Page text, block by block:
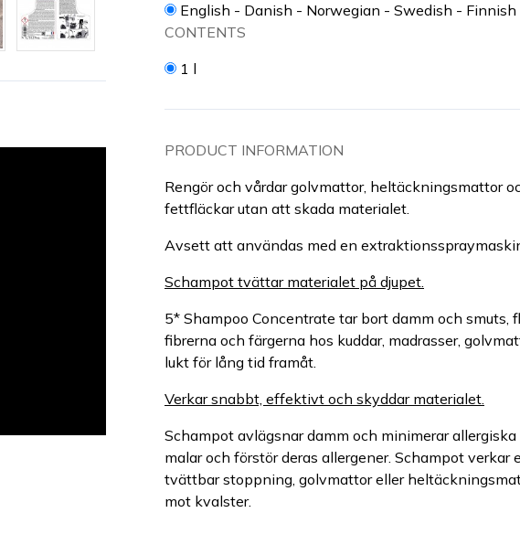
English - Danish - Norwegian - Swedish - Finnish
CONTENTS
1 l
PRODUCT INFORMATION
Rengör och vårdar golvmattor, heltäckningsmattor
fettfläckar utan att skada materialet.
Avsett att användas med en
Schampot tvättar materialet på djupet.
5* Shampoo Concentrate tar bort damm och smuts,
fibrerna och färgerna hos kuddar, madrasser,
lukt för lång tid framåt.
Verkar snabbt, effektivt och skyddar materialet.
Schampot avlägsnar damm och minimerar
malar och förstör deras allergener. Schampot
tvättbar stoppning, golvmattor eller
mot kvalster.